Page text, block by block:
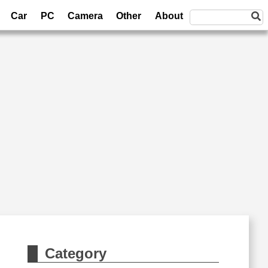
Car PC Camera Other About
Category